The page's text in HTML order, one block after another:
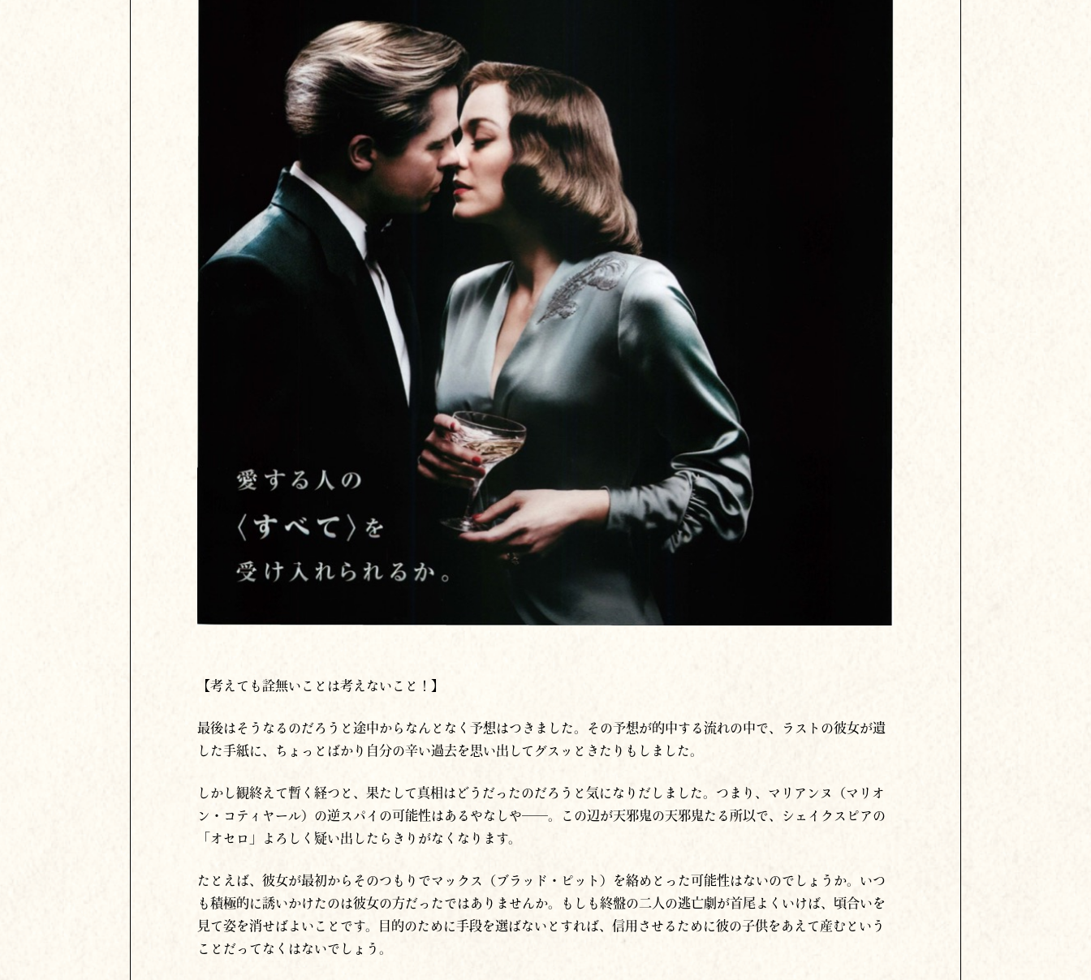
【考えても詮無いことは考えないこと！】
最後はそうなるのだろうと途中からなんとなく予想はつきました。その予想が的中する流れの中で、ラストの彼女が遺
した手紙に、ちょっとばかり自分の辛い過去を思い出してグスッときたりもしました。
しかし観終えて暫く経つと、果たして真相はどうだったのだろうと気になりだしました。つまり、マリアンヌ（マリオ
ン・コティヤール）の逆スパイの可能性はあるやなしや──。この辺が天邪鬼の天邪鬼たる所以で、シェイクスピアの
「オセロ」よろしく疑い出したらきりがなくなります。
たとえば、彼女が最初からそのつもりでマックス（ブラッド・ピット）を絡めとった可能性はないのでしょうか。いつ
も積極的に誘いかけたのは彼女の方だったではありませんか。もしも終盤の二人の逃亡劇が首尾よくいけば、頃合いを
見て姿を消せばよいことです。目的のために手段を選ばないとすれば、信用させるために彼の子供をあえて産むという
ことだってなくはないでしょう。